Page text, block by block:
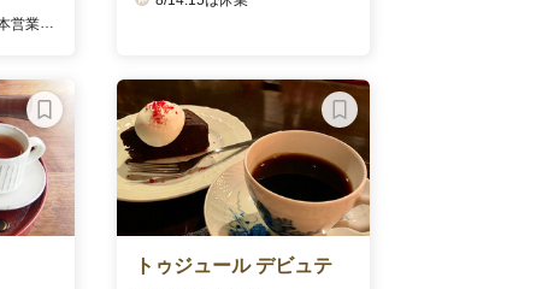
で要確認)
トゥジュール デビュテ